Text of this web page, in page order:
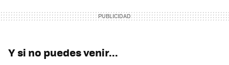
Y si no puedes venir...